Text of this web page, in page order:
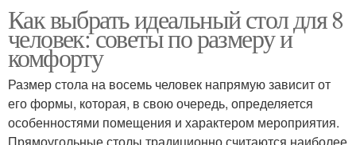
Как выбрать идеальный стол для 8
человек: советы по размеру и
комфорту
Размер стола на восемь человек напрямую зависит от
его формы, которая, в свою очередь, определяется
особенностями помещения и характером мероприятия.
Прямоугольные столы традиционно считаются наиболее